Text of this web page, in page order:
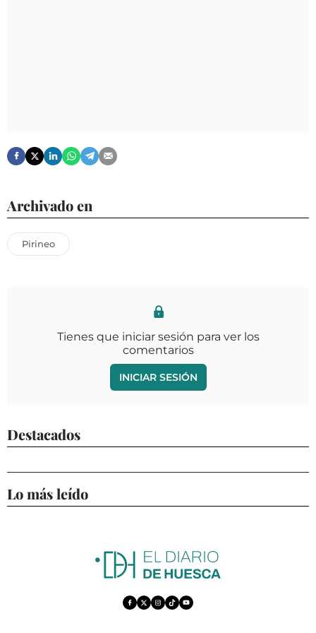
Archivado en
Pirineo
Tienes que iniciar sesión para ver los
comentarios
INICIAR SESIÓN
Destacados
Lo más leído